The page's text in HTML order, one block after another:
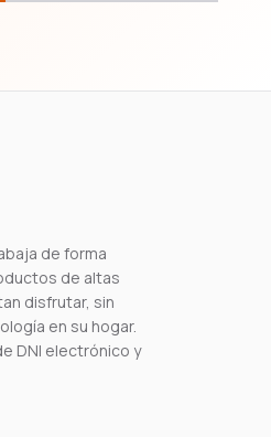
de forma
de altas
disfrutar, sin
en su hogar.
DNI electrónico y